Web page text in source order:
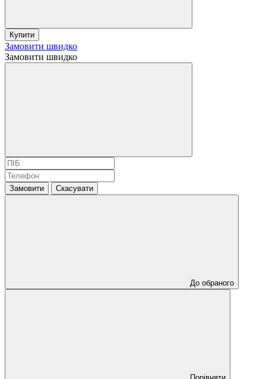
Купити
Замовити швидко
Замовити швидко
Замовити Скасувати
До обраного